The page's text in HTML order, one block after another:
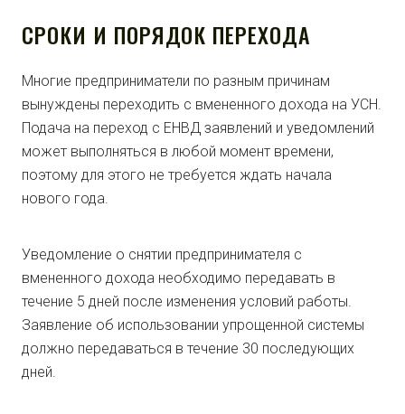
СРОКИ И ПОРЯДОК ПЕРЕХОДА
Многие предприниматели по разным причинам
вынуждены переходить с вмененного дохода на УСН.
Подача на переход с ЕНВД заявлений и уведомлений
может выполняться в любой момент времени,
поэтому для этого не требуется ждать начала
нового года.
Уведомление о снятии предпринимателя с
вмененного дохода необходимо передавать в
течение 5 дней после изменения условий работы.
Заявление об использовании упрощенной системы
должно передаваться в течение 30 последующих
дней.